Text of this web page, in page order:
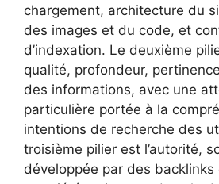
chargement, architecture du
des images et du code, et
d’indexation. Le deuxième
qualité, profondeur,
des informations, avec une
particulière portée à la
intentions de recherche des
troisième pilier est l’autorité,
développée par des